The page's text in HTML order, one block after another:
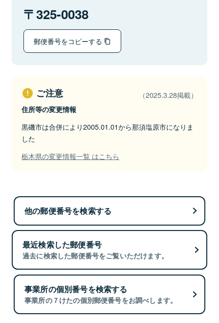
325-0038
郵便番号をコピーする
ご注意 （2025.3.28掲載）
住所等の変更情報
黒磯市は合併により2005.01.01から那須塩原市になりま
した
栃木県の変更情報一覧 はこちら
他の郵便番号を検索する
最近検索した郵便番号
過去に検索した郵便番号をご覧いただけます。
事業所の個別番号を検索する
事業所の７けたの個別郵便番号をお調べします。